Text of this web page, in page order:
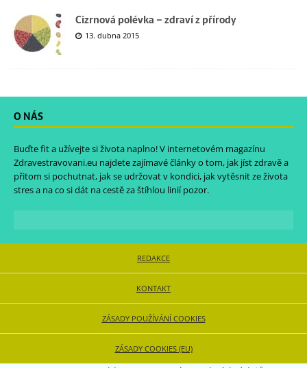
Cizrnová polévka – zdraví z přírody
13. dubna 2015
O NÁS
Buďte fit a užívejte si života naplno! V internetovém magazínu
Zdravestravovani.eu najdete zajímavé články o tom, jak jíst zdravě a
přitom si pochutnat, jak se udržovat v kondici, jak vytěsnit ze života
stres a na co si dát na cestě za štíhlou linií pozor.
REDAKCE
KONTAKT
ZÁSADY POUŽÍVÁNÍ COOKIES
ZÁSADY COOKIES (EU)